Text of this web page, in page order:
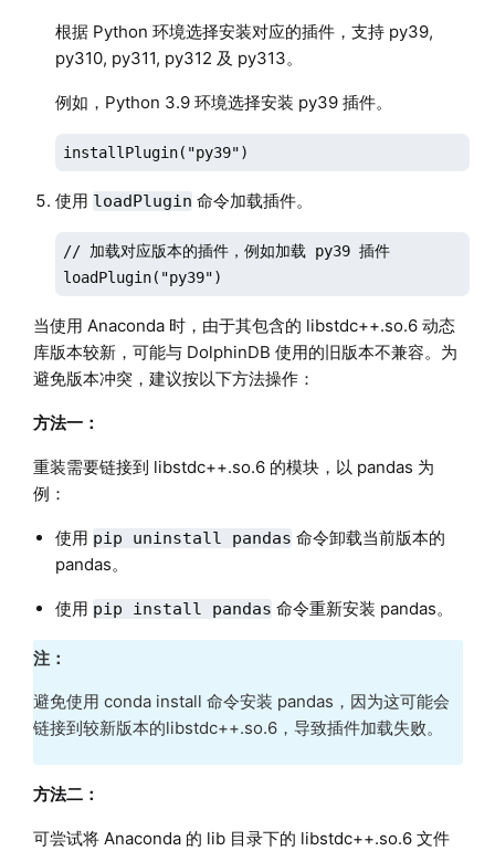
根据 Python 环境选择安装对应的插件，支持 py39,
py310, py311, py312 及 py313。
例如，Python 3.9 环境选择安装 py39 插件。
installPlugin("py39")
使用 loadPlugin 命令加载插件。
// 加载对应版本的插件，例如加载 py39 插件
loadPlugin("py39")
当使用 Anaconda 时，由于其包含的 libstdc++.so.6 动态
库版本较新，可能与 DolphinDB 使用的旧版本不兼容。为
避免版本冲突，建议按以下方法操作：
方法一：
重装需要链接到 libstdc++.so.6 的模块，以 pandas 为
例：
使用 pip uninstall pandas 命令卸载当前版本的
pandas。
使用 pip install pandas 命令重新安装 pandas。
注：
避免使用 conda install 命令安装 pandas，因为这可能会
链接到较新版本的libstdc++.so.6，导致插件加载失败。
方法二：
可尝试将 Anaconda 的 lib 目录下的 libstdc++.so.6 文件